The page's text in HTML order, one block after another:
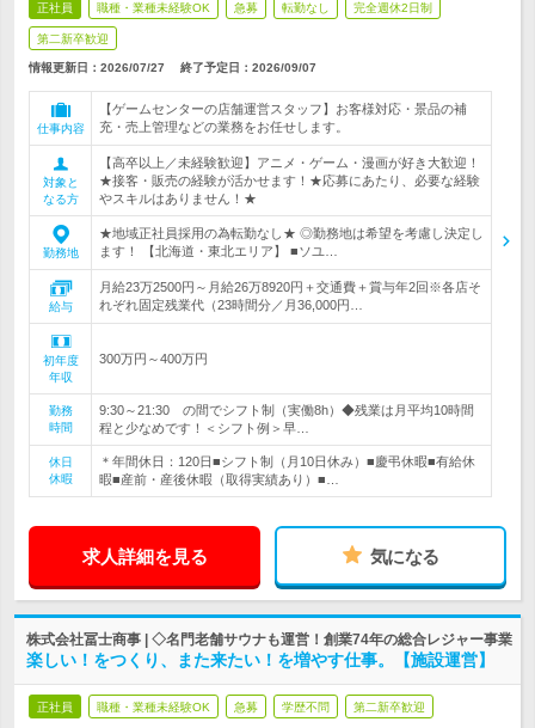
正社員 職種・業種未経験OK 急募 転勤なし 完全週休2日制
第二新卒歓迎
情報更新日：2026/07/27 終了予定日： 2026/09/07
仕事内容
【ゲームセンターの店舗運営スタッフ】お客様対応・景品の補
充・売上管理などの業務をお任せします。
対象と
なる方
【高卒以上／未経験歓迎】アニメ・ゲーム・漫画が好き大歓迎！
★接客・販売の経験が活かせます！★応募にあたり、必要な経験
やスキルはありません！★
勤務地
★地域正社員採用の為転勤なし★ ◎勤務地は希望を考慮し決定し
ます！ 【北海道・東北エリア】 ■ソユ…
給与
月給23万2500円～月給26万8920円＋交通費＋賞与年2回※各店そ
れぞれ固定残業代（23時間分／月36,000円…
初年度
年収
300万円～400万円
勤務
時間
9:30～21:30 の間でシフト制（実働8h）◆残業は月平均10時間
程と少なめです！＜シフト例＞早…
休日
休暇
＊年間休日：120日■シフト制（月10日休み）■慶弔休暇■有給休
暇■産前・産後休暇（取得実績あり）■…
求人詳細を見る 気になる
株式会社冨士商事 | ◇名門老舗サウナも運営！創業74年の総合レジャー事業
楽しい！をつくり、また来たい！を増やす仕事。【施設運営】
正社員 職種・業種未経験OK 急募 学歴不問 第二新卒歓迎